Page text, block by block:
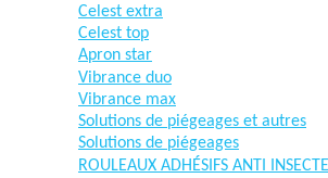
Celest extra
Celest top
Apron star
Vibrance duo
Vibrance max
Solutions de piégeages et autres
Solutions de piégeages
ROULEAUX ADHÉSIFS ANTI